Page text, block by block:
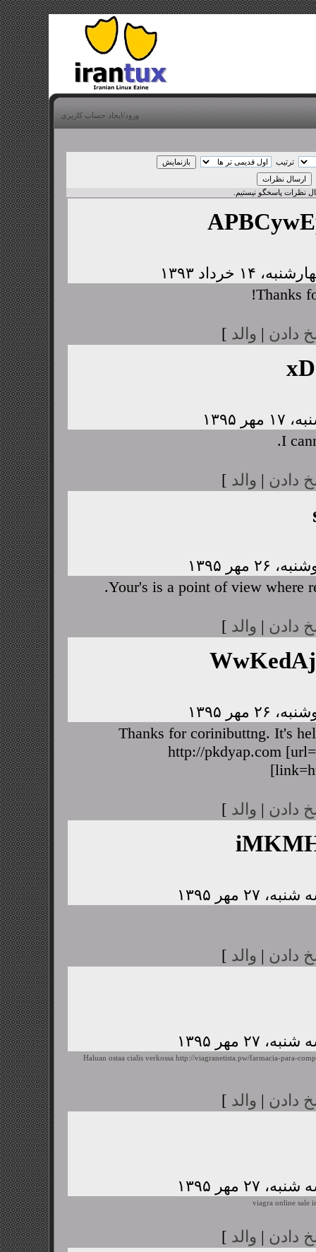
ورود/ایجاد حساب کاربری
ترتیب
نظرات پاسخگو نیستیم.
Thanks
دادن | والد ]
I
دادن | والد ]
Your's is a point of view where
دادن | والد ]
Thanks for corinibuttng. It's
http://pkdyap.com
دادن | والد ]
دادن | والد ]
Haluan ostaa cialis verkossa http://viagranetista.pw/farmacia-para-
دادن | والد ]
viagra online sale
دادن | والد ]